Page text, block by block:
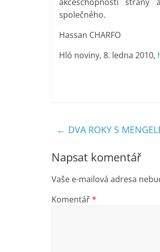
společného.
Hassan CHARFO
Hló noviny, 8. ledna 2010,
← DVA ROKY S
Napsat komentář
Vaše e-mailová adresa
Komentář*